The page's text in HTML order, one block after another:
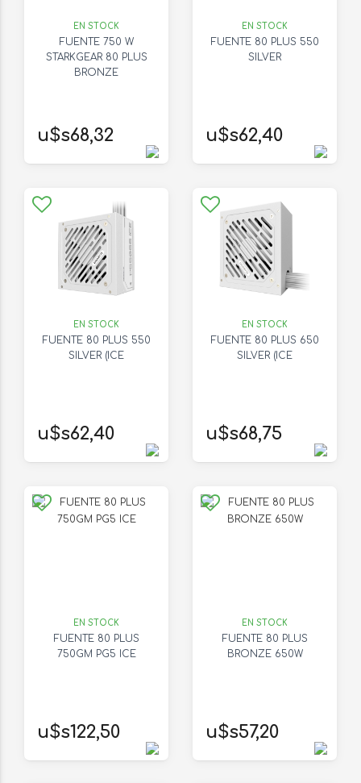
EN STOCK
FUENTE 750 W
STARKGEAR 80 PLUS
BRONZE
u$s68,32
EN STOCK
FUENTE 80 PLUS 550
SILVER
u$s62,40
EN STOCK
FUENTE 80 PLUS 550
SILVER (ICE
u$s62,40
EN STOCK
FUENTE 80 PLUS 650
SILVER (ICE
u$s68,75
EN STOCK
FUENTE 80 PLUS
750GM PG5 ICE
u$s122,50
EN STOCK
FUENTE 80 PLUS
BRONZE 650W
u$s57,20